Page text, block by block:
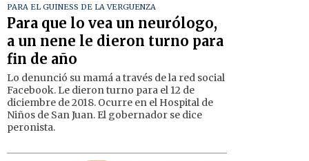
PARA EL GUINESS DE LA VERGUENZA
Para que lo vea un neurólogo,
a un nene le dieron turno para
fin de año
Lo denunció su mamá a través de la red social
Facebook. Le dieron turno para el 12 de
diciembre de 2018. Ocurre en el Hospital de
Niños de San Juan. El gobernador se dice
peronista.